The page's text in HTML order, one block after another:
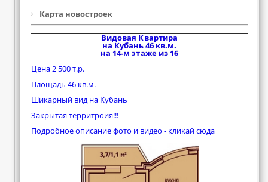
Карта новостроек
Видовая Квартира
на Кубань 46 кв.м.
на 14-м этаже из 16
Цена 2 500 т.р.
Площадь 46 кв.м.
Шикарный вид на Кубань
Закрытая территроия!!!
Подробное описание фото и видео - кликай сюда